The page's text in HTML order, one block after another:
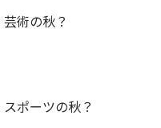
芸術の秋？
スポーツの秋？